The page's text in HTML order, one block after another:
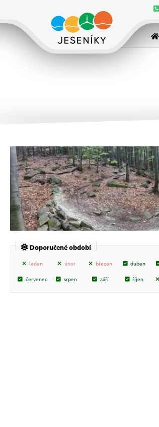
Doporučené období
leden únor březen duben
červenec srpen září říjen